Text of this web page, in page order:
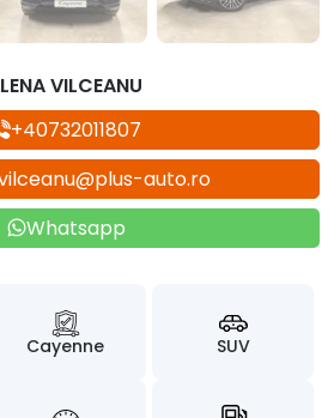
VILCEANU
+40732011807
auto.ro
Whatsapp
Cayenne SUV